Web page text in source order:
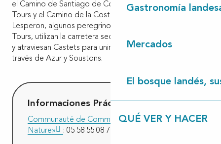
Gastronomía
Mercados
El bosque landés,
QUÉ VER Y HACER
el Camino de Santiago de Compostela: el Camino de
Tours y el Camino de la Costa. Desde la salida de
Lesperon, algunos peregrinos llegando del Camino de
Tours, utilizan la carretera secundaria a lo largo de la A63
y atraviesan Castets para unirse al Camino de la Costa a
través de Azur y Soustons.
Informaciones Prácticas
Communauté de Communes «Côte Landes
Nature»
: 05 58 55 08 75